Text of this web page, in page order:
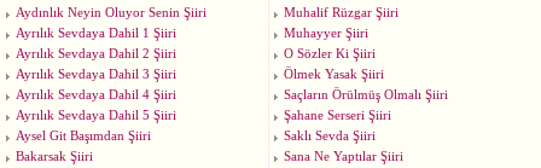
Aydınlık Neyin Oluyor Senin Şiiri
Ayrılık Sevdaya Dahil 1 Şiiri
Ayrılık Sevdaya Dahil 2 Şiiri
Ayrılık Sevdaya Dahil 3 Şiiri
Ayrılık Sevdaya Dahil 4 Şiiri
Ayrılık Sevdaya Dahil 5 Şiiri
Aysel Git Başımdan Şiiri
Bakarsak Şiiri
Muhalif Rüzgar Şiiri
Muhayyer Şiiri
O Sözler Ki Şiiri
Ölmek Yasak Şiiri
Saçların Örülmüş Olmalı Şiiri
Şahane Serseri Şiiri
Saklı Sevda Şiiri
Sana Ne Yaptılar Şiiri